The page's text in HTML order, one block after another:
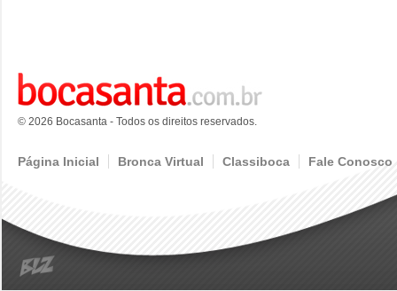
© 2026 Bocasanta - Todos os direitos reservados.
Página Inicial Bronca Virtual Classiboca Fale Conosco